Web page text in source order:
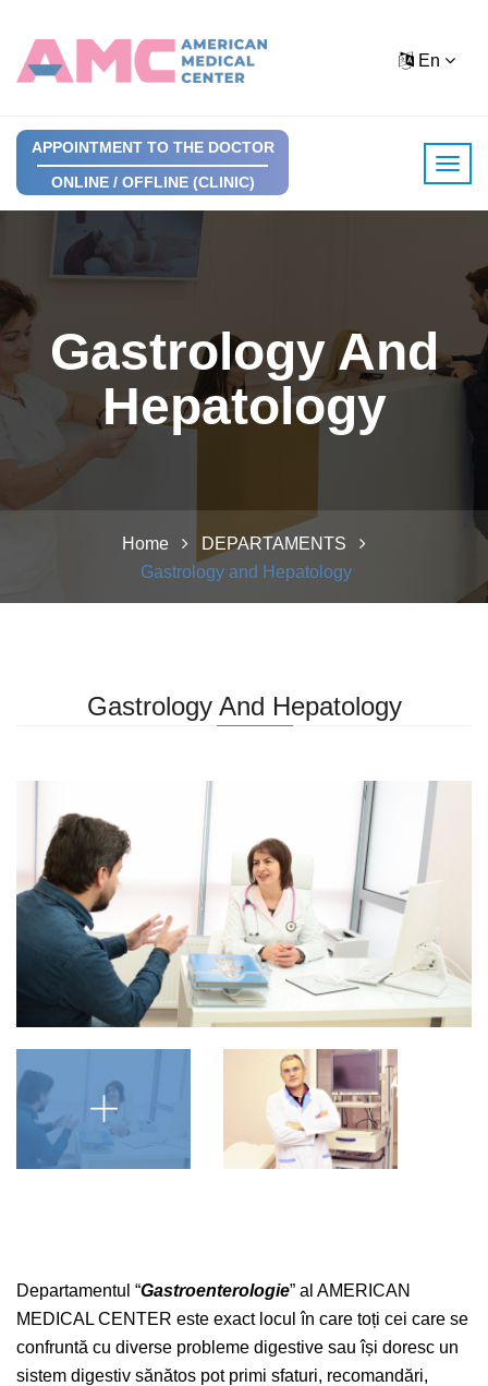
En
APPOINTMENT TO THE DOCTOR
ONLINE / OFFLINE (CLINIC)
Gastrology And
Hepatology
Home
DEPARTAMENTS
Gastrology and Hepatology
Gastrology And Hepatology
Departamentul “Gastroenterologie” al AMERICAN
MEDICAL CENTER este exact locul în care toți cei care se
confruntă cu diverse probleme digestive sau își doresc un
sistem digestiv sănătos pot primi sfaturi, recomandări,